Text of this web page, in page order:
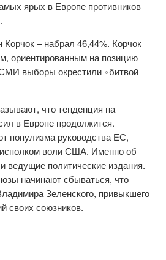
ярых в Европе противников
Корчок – набрал 46,44%. Корчок
ориентированным на позицию
выборы окрестили «битвой
что тенденция на
в Европе продолжится.
популизма руководства ЕС,
исполком воли США. Именно об
ведущие политические издания.
начинают сбываться, что
Зеленского, привыкшего
своих союзников.